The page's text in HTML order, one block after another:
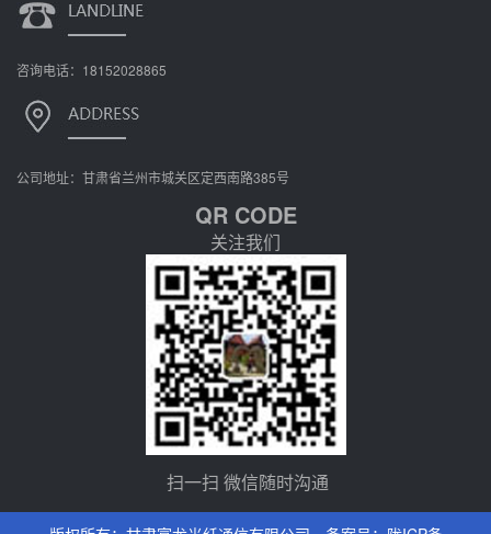
咨询电话：18152028865
公司地址：甘肃省兰州市城关区定西南路385号
QR CODE
关注我们
扫一扫 微信随时沟通